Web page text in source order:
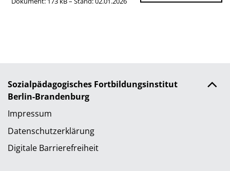
Sozialpädagogisches Fortbildungsinstitut
Berlin-Brandenburg
Impressum
Datenschutzerklärung
Digitale Barrierefreiheit